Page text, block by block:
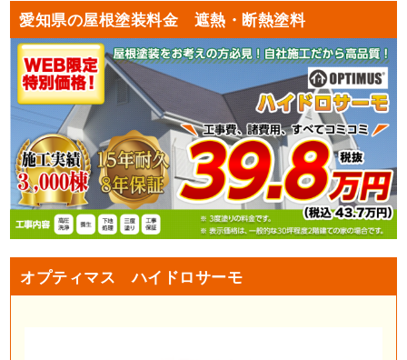
愛知県の屋根塗装料金 遮熱・断熱塗料
オプティマス ハイドロサーモ